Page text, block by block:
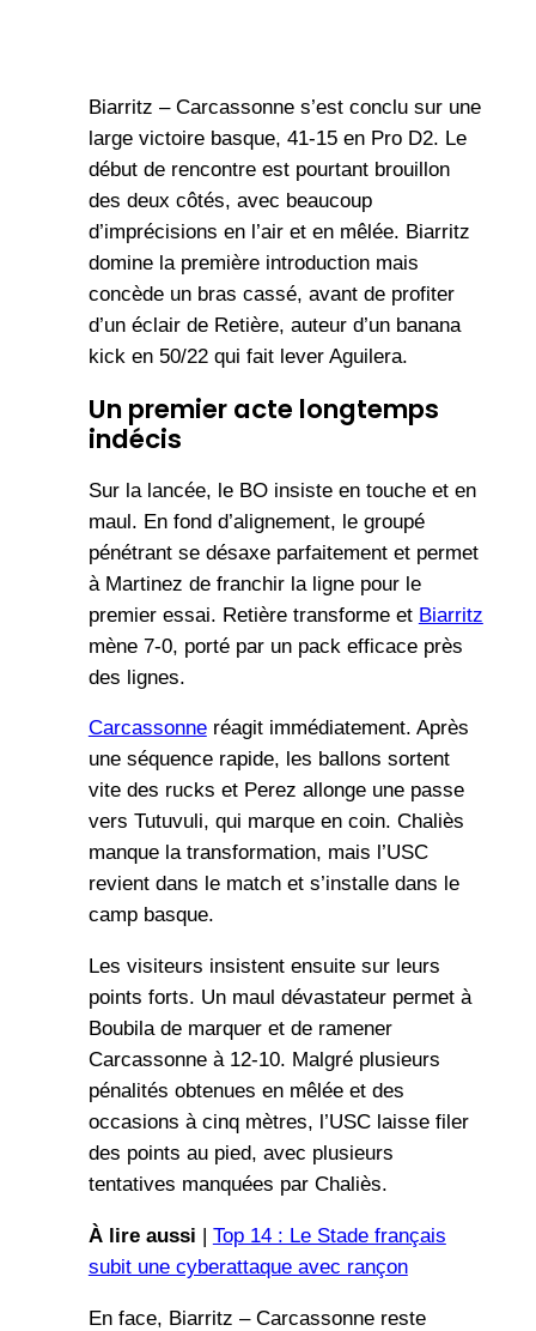
Biarritz – Carcassonne s’est conclu sur une
large victoire basque, 41-15 en Pro D2. Le
début de rencontre est pourtant brouillon
des deux côtés, avec beaucoup
d’imprécisions en l’air et en mêlée. Biarritz
domine la première introduction mais
concède un bras cassé, avant de profiter
d’un éclair de Retière, auteur d’un banana
kick en 50/22 qui fait lever Aguilera.
Un premier acte longtemps
indécis
Sur la lancée, le BO insiste en touche et en
maul. En fond d’alignement, le groupé
pénétrant se désaxe parfaitement et permet
à Martinez de franchir la ligne pour le
premier essai. Retière transforme et Biarritz
mène 7-0, porté par un pack efficace près
des lignes.
Carcassonneréagit immédiatement. Après
une séquence rapide, les ballons sortent
vite des rucks et Perez allonge une passe
vers Tutuvuli, qui marque en coin. Chaliès
manque la transformation, mais l’USC
revient dans le match et s’installe dans le
camp basque.
Les visiteurs insistent ensuite sur leurs
points forts. Un maul dévastateur permet à
Boubila de marquer et de ramener
Carcassonne à 12-10. Malgré plusieurs
pénalités obtenues en mêlée et des
occasions à cinq mètres, l’USC laisse filer
des points au pied, avec plusieurs
tentatives manquées par Chaliès.
À lire aussi | Top 14 : Le Stade français
subit une cyberattaque avec rançon
En face, Biarritz – Carcassonne reste